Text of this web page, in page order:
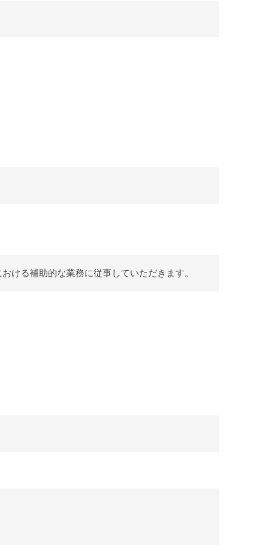
ける補助的な業務に従事していただきます。